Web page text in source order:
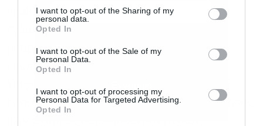
I want to opt-out of the Sharing of my
personal data.
Opted In
I want to opt-out of the Sale of my
Personal Data.
Opted In
I want to opt-out of processing my
Personal Data for Targeted Advertising.
Opted In
anaktiseis2023@aade.gr ώστε οι
ενδιαφερόμενοι φορείς και παραγωγοί να
μπορούν να υποβάλουν τυχόν σχετικά
ερωτήματα.
εφαρμόζει με συνέπεια τη διαδικασία ανάκτησης
Αποδέχομαι τους